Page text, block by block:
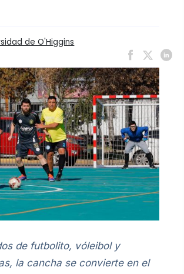
de O'Higgins
de futbolito, vóleibol y
la cancha se convierte en el